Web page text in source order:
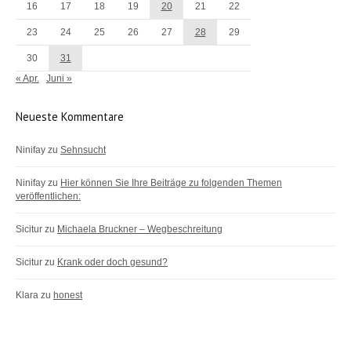
16 17 18 19 20 21 22
23 24 25 26 27 28 29
30 31
« Apr. Juni »
Neueste Kommentare
Ninifay zu Sehnsucht
Ninifay zu Hier können Sie Ihre Beiträge zu folgenden Themen
veröffentlichen:
Sicitur zu Michaela Bruckner – Wegbeschreitung
Sicitur zu Krank oder doch gesund?
Klara zu honest